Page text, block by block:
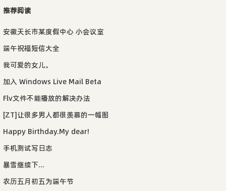
推荐阅读
安徽天长市某度假中心 小会议室
端午祝福短信大全
我可爱的女儿。
加入 Windows Live Mail Beta
Flv文件不能播放的解决办法
[ZT]让很多男人都很羡慕的一幅图
Happy Birthday.My dear!
手机测试写日志
暴雪继续下...
农历五月初五为端午节